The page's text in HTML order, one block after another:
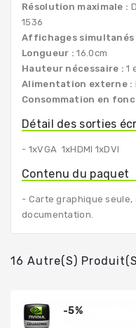
Résolution maximale :
1536
Affichages simultanés
Longueur : 16.0cm
Hauteur nécessaire : 1
Alimentation externe :
Consommation en
Détail des sorties
- 1xVGA 1xHDMI 1xDVI
Contenu du paquet
- Carte graphique
documentation.
16 Autre(s)
-5%